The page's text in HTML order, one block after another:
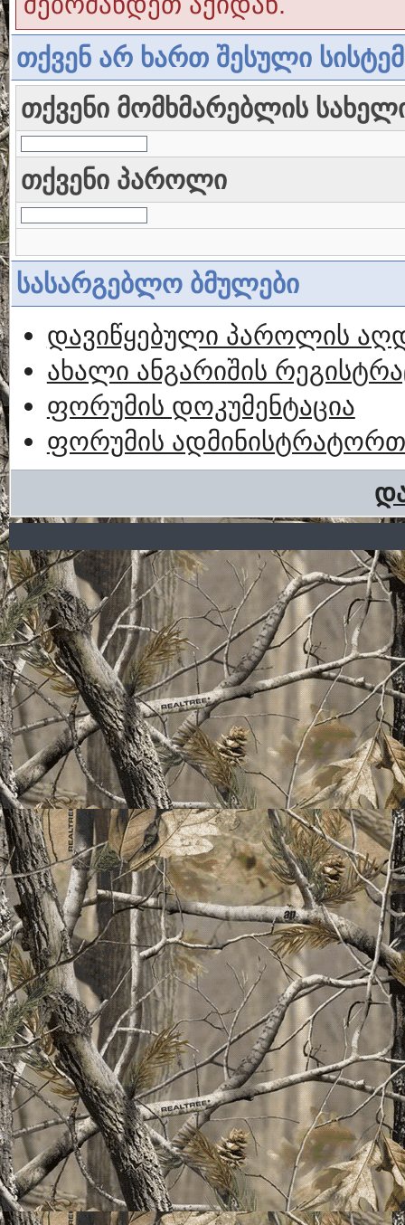
თქვენ არ ხართ შესული
თქვენი მომხმარებლის
თქვენი პაროლი
სასარგებლო ბმულები
დავიწყებული პაროლის
ახალი ანგარიშის
ფორუმის დოკუმენტაცია
ფორუმის